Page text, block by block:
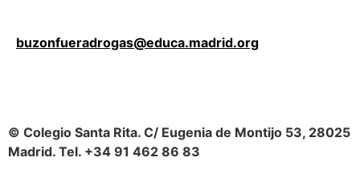
buzonfueradrogas@educa.madrid.org
© Colegio Santa Rita. C/ Eugenia de Montijo 53, 28025
Madrid. Tel. +34 91 462 86 83